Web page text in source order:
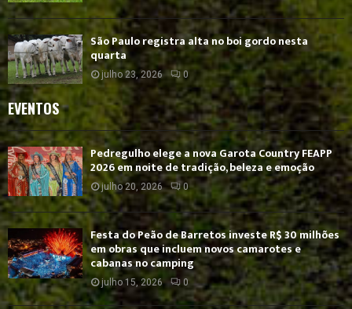
São Paulo registra alta no boi gordo nesta
quarta
julho 23, 2026 0
EVENTOS
Pedregulho elege a nova Garota Country FEAPP
2026 em noite de tradição, beleza e emoção
julho 20, 2026 0
Festa do Peão de Barretos investe R$ 30 milhões
em obras que incluem novos camarotes e
cabanas no camping
julho 15, 2026 0